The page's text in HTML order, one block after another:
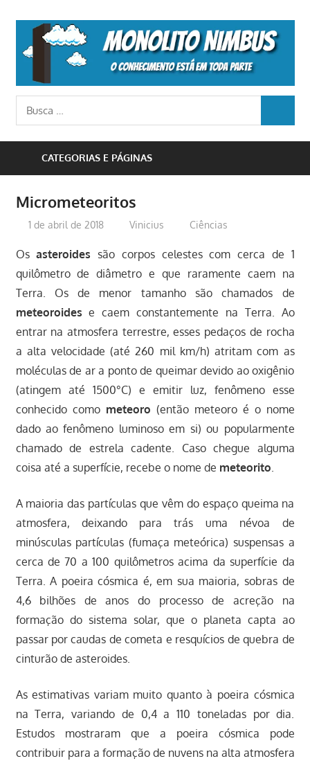
content
o
conhecimento
Busca
para:
CATEGORIAS E PÁGINAS
Micrometeoritos
1 de abril de 2018 Vinicius Ciências
Osasteroides são corpos celestes com cerca de 1
quilômetro de diâmetro e que raramente caem na
Terra. Os de menor tamanho são chamados de
meteoroides e caem constantemente na Terra. Ao
entrar na atmosfera terrestre, esses pedaços de rocha
a alta velocidade (até 260 mil km/h) atritam com as
moléculas de ar a ponto de queimar devido ao oxigênio
(atingem até 1500°C) e emitir luz, fenômeno esse
conhecido como meteoro (então meteoro é o nome
dado ao fenômeno luminoso em si) ou popularmente
chamado de estrela cadente. Caso chegue alguma
coisa até a superfície, recebe o nome de meteorito.
A maioria das partículas que vêm do espaço queima na
atmosfera, deixando para trás uma névoa de
minúsculas partículas (fumaça meteórica) suspensas a
cerca de 70 a 100 quilômetros acima da superfície da
Terra. A poeira cósmica é, em sua maioria, sobras de
4,6 bilhões de anos do processo de acreção na
formação do sistema solar, que o planeta capta ao
passar por caudas de cometa e resquícios de quebra de
cinturão de asteroides.
As estimativas variam muito quanto à poeira cósmica
na Terra, variando de 0,4 a 110 toneladas por dia.
Estudos mostraram que a poeira cósmica pode
contribuir para a formação de nuvens na alta atmosfera